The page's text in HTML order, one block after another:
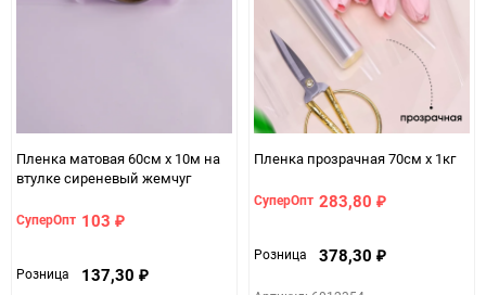
Пленка матовая 60см х 10м на
втулке сиреневый жемчуг
СуперОпт 103 ₽
Розница 137,30 ₽
Пленка прозрачная 70см х 1кг
СуперОпт 283,80 ₽
Розница 378,30 ₽